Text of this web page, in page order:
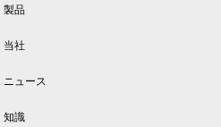
製品
当社
ニュース
知識